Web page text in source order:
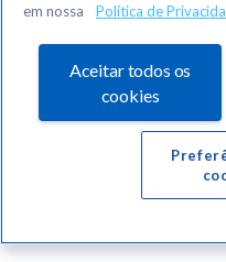
em nossa
Política de
Aceitar todos os
cookies